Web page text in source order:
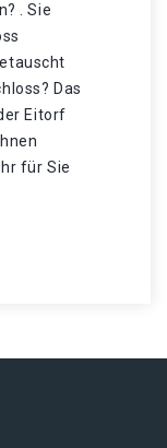
. Sie
Das
Eitorf
für Sie